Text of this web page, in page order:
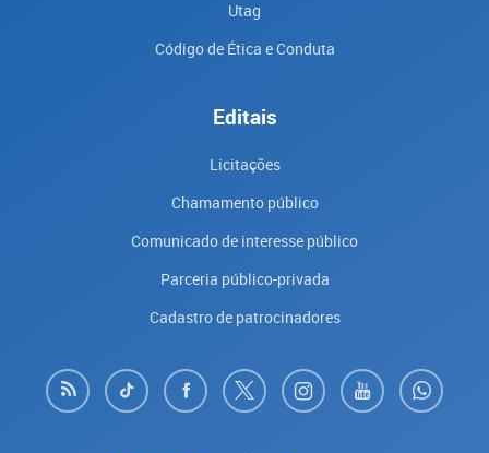
Utag
Código de Ética e Conduta
Editais
Licitações
Chamamento público
Comunicado de interesse público
Parceria público-privada
Cadastro de patrocinadores